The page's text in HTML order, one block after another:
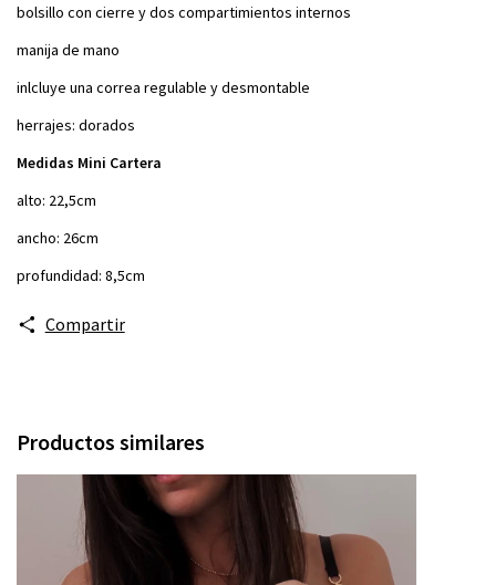
bolsillo con cierre y dos compartimientos internos
manija de mano
inlcluye una correa regulable y desmontable
herrajes: dorados
Medidas Mini Cartera
alto: 22,5cm
ancho: 26cm
profundidad: 8,5cm
Compartir
Productos similares